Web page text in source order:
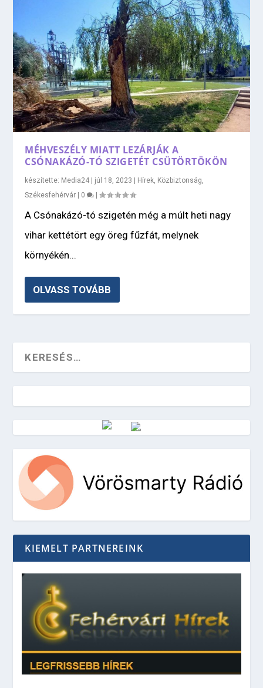
MÉHVESZÉLY MIATT LEZÁRJÁK A
CSÓNAKÁZÓ-TÓ SZIGETÉT CSÜTÖRTÖKÖN
készítette: Media24 júl 18, 2023 Hírek, Közbiztonság,
Székesfehérvár
0 |
A Csónakázó-tó szigetén még a múlt heti nagy
vihar kettétört egy öreg fűzfát, melynek
környékén...
OLVASS TOVÁBB
Vörösmarty Rádió
KIEMELT PARTNEREINK